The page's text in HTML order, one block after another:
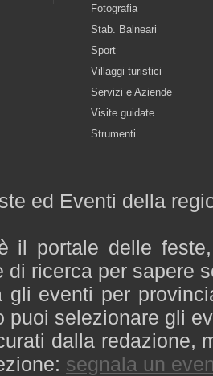
Fotografia
Stab. Balneari
Sport
Villaggi turistici
Servizi e Aziende
Visite guidate
Strumenti
ed Eventi della
il portale delle
di ricerca per sapere
gli eventi per
puoi selezionare gli
dalla redazione,
segnala un